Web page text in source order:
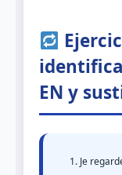
identifica
EN y
Je